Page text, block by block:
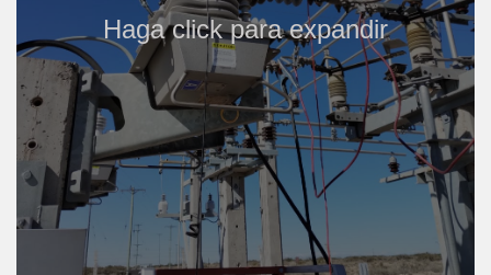
Haga click para expandir